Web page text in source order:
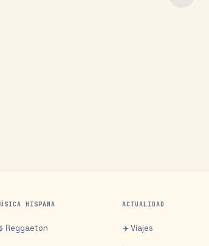
HISPANA
Reggaeton
ACTUALIDAD
✈️ Viajes